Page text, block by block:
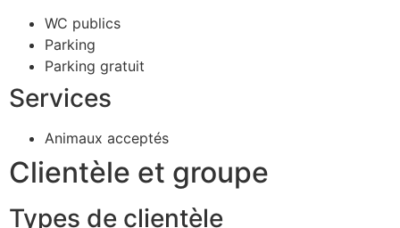
WC publics
Parking
Parking gratuit
Services
Animaux acceptés
Clientèle et groupe
Types de clientèle